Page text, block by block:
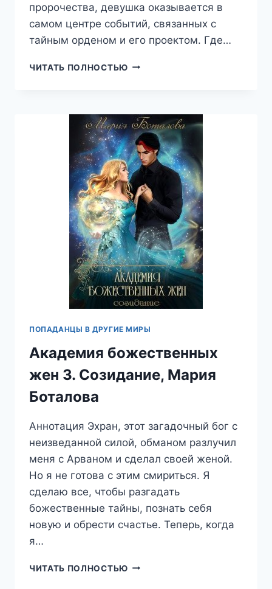
пророчества, девушка оказывается в
самом центре событий, связанных с
тайным орденом и его проектом. Где…
ЧИТАТЬ ПОЛНОСТЬЮ ПРЕДСКАЗАТЕЛИ,
ПОПАДАНЦЫ В ДРУГИЕ МИРЫ
Академия божественных
жен 3. Созидание, Мария
Боталова
Аннотация Эхран, этот загадочный бог с
неизведанной силой, обманом разлучил
меня с Арваном и сделал своей женой.
Но я не готова с этим смириться. Я
сделаю все, чтобы разгадать
божественные тайны, познать себя
новую и обрести счастье. Теперь, когда
я…
ЧИТАТЬ ПОЛНОСТЬЮ АКАДЕМИЯ